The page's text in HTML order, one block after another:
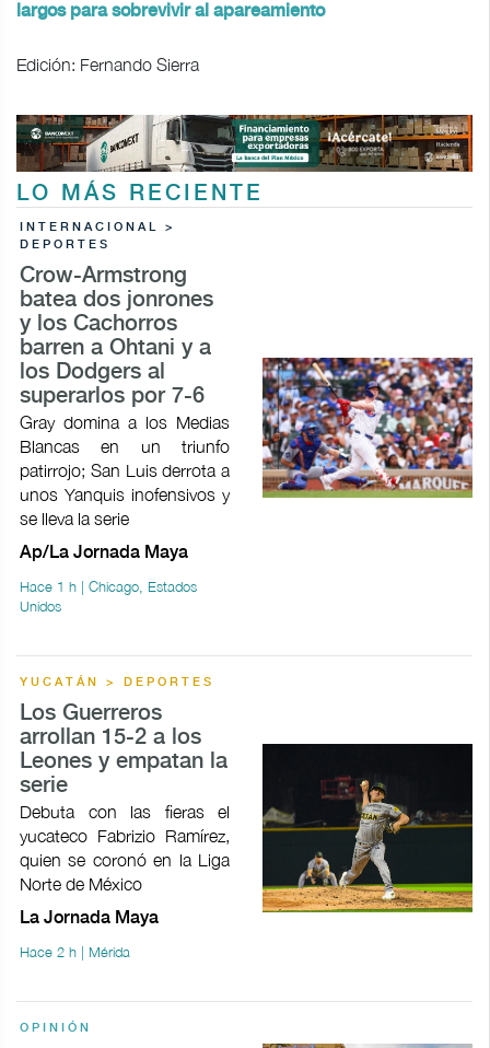
largos para sobrevivir al apareamiento
Edición: Fernando Sierra
LO MÁS RECIENTE
INTERNACIONAL >
DEPORTES
Crow-Armstrong
batea dos jonrones
y los Cachorros
barren a Ohtani y a
los Dodgers al
superarlos por 7-6
Gray domina a los Medias
Blancas en un triunfo
patirrojo; San Luis derrota a
unos Yanquis inofensivos y
se lleva la serie
Ap/La Jornada Maya
Hace 1 h | Chicago, Estados
Unidos
YUCATÁN > DEPORTES
Los Guerreros
arrollan 15-2 a los
Leones y empatan la
serie
Debuta con las fieras el
yucateco Fabrizio Ramírez,
quien se coronó en la Liga
Norte de México
La Jornada Maya
Hace 2 h | Mérida
OPINIÓN